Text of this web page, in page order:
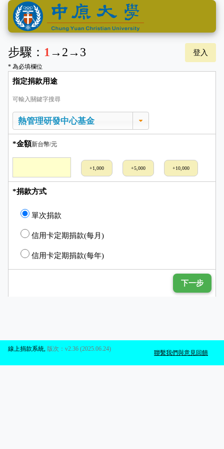
步驟： 1→ 2→ 3 登入
* 為必填欄位
指定捐款用途
可輸入關鍵字搜尋
*金額新台幣/元
+1,000 +5,000 +10,000
*捐款方式
單次捐款
信用卡定期捐款(每月)
信用卡定期捐款(每年)
下一步
聯繫我們與意見回饋
線上捐款系統 版次：v2.36 (2025.06.24)